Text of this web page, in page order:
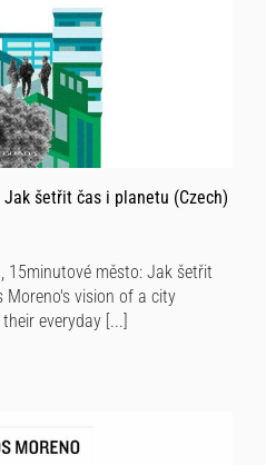
šetřit čas i planetu (Czech)
15minutové město: Jak šetřit
Moreno's vision of a city
everyday [...]